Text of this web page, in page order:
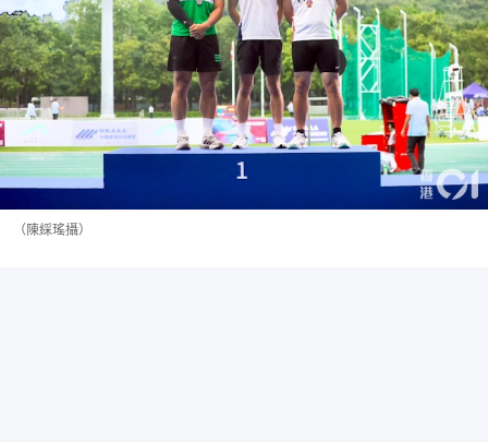
（陳綵瑤攝）